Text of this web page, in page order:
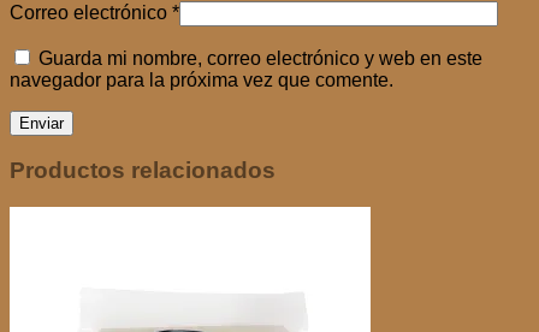
Correo electrónico *
Guarda mi nombre, correo electrónico y web en este
navegador para la próxima vez que comente.
Productos relacionados